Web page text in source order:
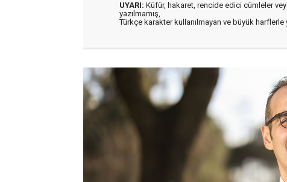
UYARI: Küfür, hakaret, rencide edici cümleler
yazılmamış,
Türkçe karakter kullanılmayan ve büyük harflerle